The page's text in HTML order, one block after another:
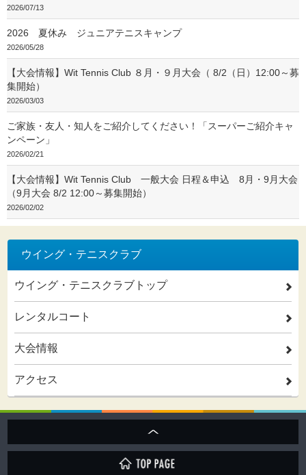
2026/07/13
2026 夏休み ジュニアテニスキャンプ
2026/05/28
【大会情報】Wit Tennis Club ８月・９月大会（ 8/2（日）12:00～募
集開始）
2026/03/03
ご家族・友人・知人をご紹介してください！「スーパーご紹介キャ
ンペーン」
2026/02/21
【大会情報】Wit Tennis Club 一般大会 日程＆申込 8月・9月大会
（9月大会 8/2 12:00～募集開始）
2026/02/02
ウイング・テニスクラブ
ウイング・テニスクラブトップ 2
レンタルコート 2
大会情報 2
アクセス 2